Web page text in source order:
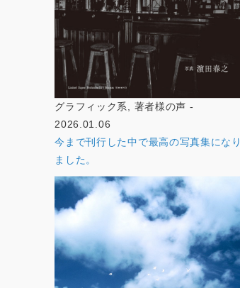
グラフィック系, 著者様の声 -
2026.01.06
今まで刊行した中で最高の写真集になり
ました。